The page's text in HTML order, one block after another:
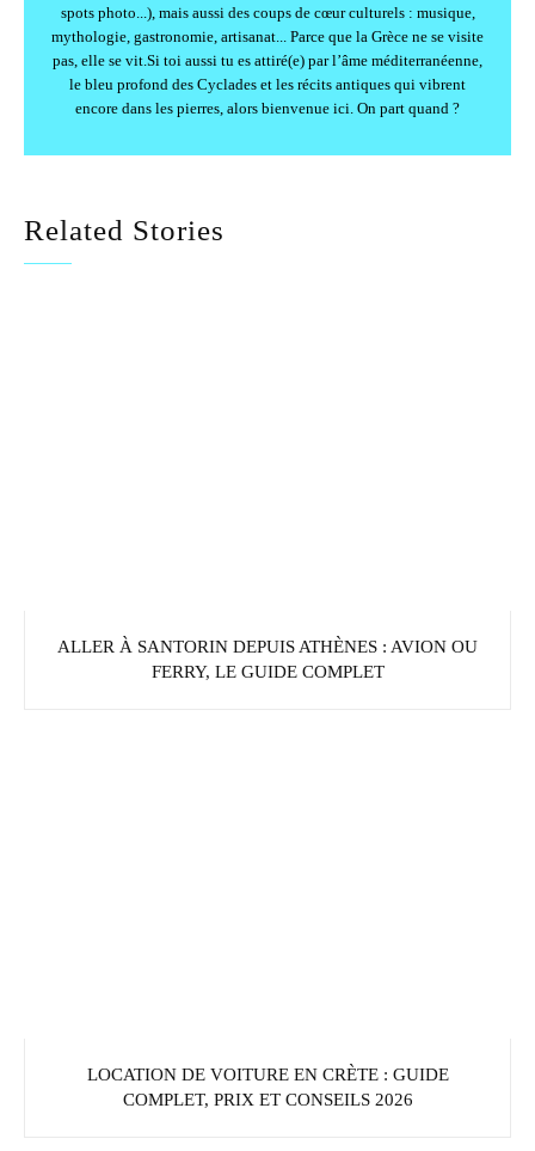
spots photo...), mais aussi des coups de cœur culturels : musique,
mythologie, gastronomie, artisanat... Parce que la Grèce ne se visite
pas, elle se vit.Si toi aussi tu es attiré(e) par l’âme méditerranéenne,
le bleu profond des Cyclades et les récits antiques qui vibrent
encore dans les pierres, alors bienvenue ici. On part quand ?
Related Stories
ALLER À SANTORIN DEPUIS ATHÈNES : AVION OU
FERRY, LE GUIDE COMPLET
LOCATION DE VOITURE EN CRÈTE : GUIDE
COMPLET, PRIX ET CONSEILS 2026